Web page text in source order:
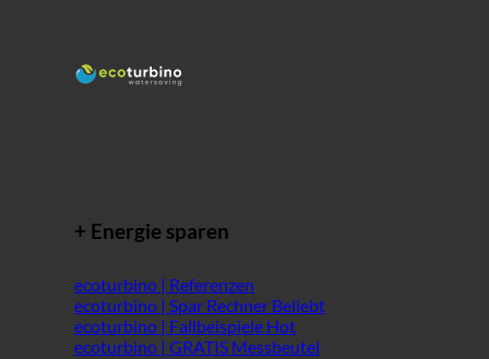
+ Energie sparen
ecoturbino | Referenzen
ecoturbino | Spar Rechner
ecoturbino | Fallbeispiele
ecoturbino | GRATIS Messbeutel